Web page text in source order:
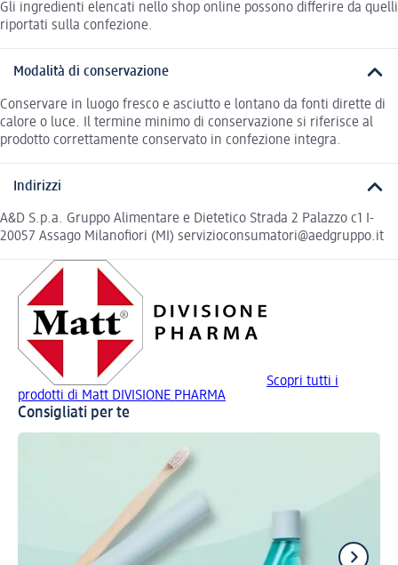
Gli ingredienti elencati nello shop online possono differire da quelli
riportati sulla confezione.
Modalità di conservazione
Conservare in luogo fresco e asciutto e lontano da fonti dirette di
calore o luce. Il termine minimo di conservazione si riferisce al
prodotto correttamente conservato in confezione integra.
Indirizzi
A&D S.p.a. Gruppo Alimentare e Dietetico Strada 2 Palazzo c1 I-
20057 Assago Milanofiori (MI) servizioconsumatori@aedgruppo.it
Scopri tutti i
prodotti di Matt DIVISIONE PHARMA
Consigliati per te